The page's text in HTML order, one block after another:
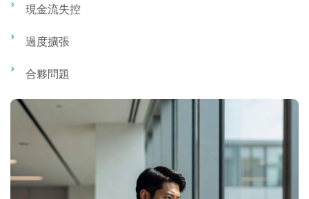
現金流失控
過度擴張
合夥問題